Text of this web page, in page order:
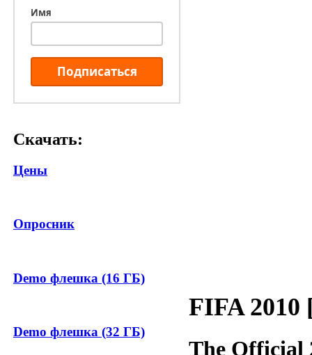
Имя
Подписаться
Скачать:
Цены
Опросник
Demo флешка (16 ГБ)
Demo флешка (32 ГБ)
FIFA 2010
The Official